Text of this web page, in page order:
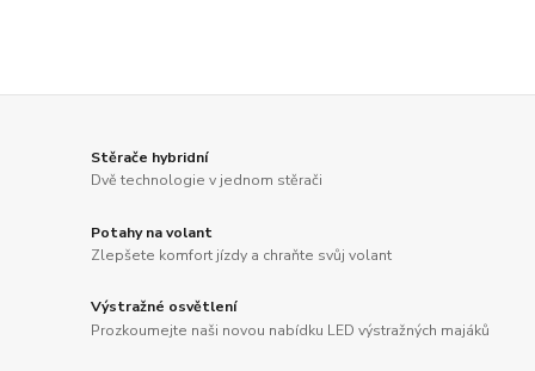
Stěrače hybridní
Dvě technologie v jednom stěrači
Potahy na volant
Zlepšete komfort jízdy a chraňte svůj volant
Výstražné osvětlení
Prozkoumejte naši novou nabídku LED výstražných majáků